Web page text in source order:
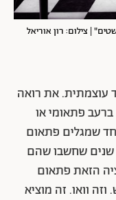
| צילום: רון אוריאל
עוצמתית. את רואה
פתאומי או
שמגלים פתאום
שנים שחשבו שהם
הזאת פתאום
וואו. זה מוציא